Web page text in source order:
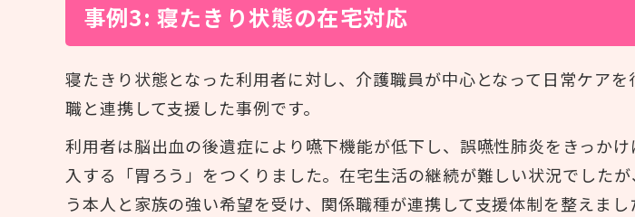
事例3: 寝たきり状態の在宅対応
寝たきり状態となった利用者に対し、介護職員が中心となって日常ケア
職と連携して支援した事例です。
利用者は脳出血の後遺症により嚥下機能が低下し、誤嚥性肺炎をきっか
入する「胃ろう」をつくりました。在宅生活の継続が難しい状況でした
う本人と家族の強い希望を受け、関係職種が連携して支援体制を整えまし